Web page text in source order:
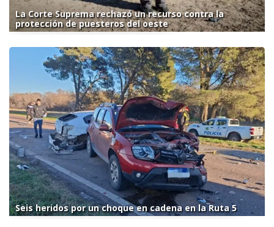
La Corte Suprema rechazó un recurso contra la
protección de puesteros del oeste
Seis heridos por un choque en cadena en la Ruta 5